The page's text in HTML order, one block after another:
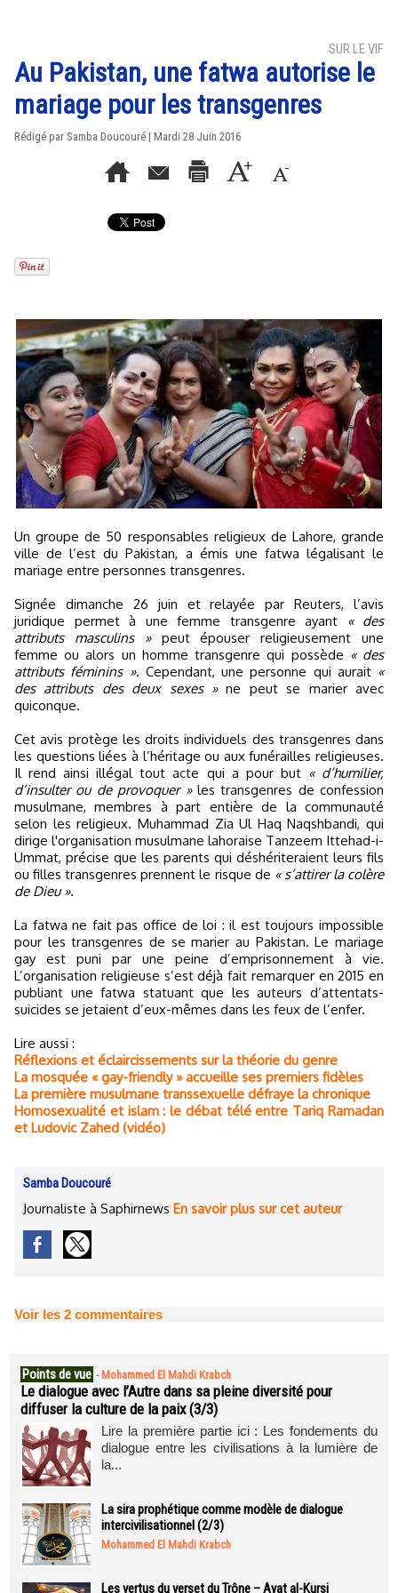
SUR LE VIF
Au Pakistan, une fatwa autorise le
mariage pour les transgenres
Rédigé par Samba Doucouré | Mardi 28 Juin 2016
Un groupe de 50 responsables religieux de Lahore, grande
ville de l’est du Pakistan, a émis une fatwa légalisant le
mariage entre personnes transgenres.
Signée dimanche 26 juin et relayée par Reuters, l’avis
juridique permet à une femme transgenre ayant
« des
attributs masculins »peut épouser religieusement une
femme ou alors un homme transgenre qui possède « des
attributs féminins ». Cependant, une personne qui aurait «
des attributs des deux sexes »ne peut se marier avec
quiconque.
Cet avis protège les droits individuels des transgenres dans
les questions liées à l’héritage ou aux funérailles religieuses.
Il rend ainsi illégal tout acte qui a pour but « d’humilier,
d’insulter ou de provoquer »les transgenres de confession
musulmane, membres à part entière de la communauté
selon les religieux. Muhammad Zia Ul Haq Naqshbandi, qui
dirige l'organisation musulmane lahoraise Tanzeem Ittehad-i-
Ummat, précise que les parents qui déshériteraient leurs fils
ou filles transgenres prennent le risque de « s’attirer la colère
de Dieu ».
La fatwa ne fait pas office de loi : il est toujours impossible
pour les transgenres de se marier au Pakistan. Le mariage
gay est puni par une peine d’emprisonnement à vie.
L’organisation religieuse s’est déjà fait remarquer en 2015 en
publiant une fatwa statuant que les auteurs d’attentats-
suicides se jetaient d’eux-mêmes dans les feux de l’enfer.
Lire aussi :
Réflexions et éclaircissements sur la théorie du genre
La mosquée « gay-friendly » accueille ses premiers fidèles
La première musulmane transsexuelle défraye la chronique
Homosexualité et islam : le débat télé entre Tariq Ramadan
et Ludovic Zahed (vidéo)
Samba Doucouré
Journaliste à Saphirnews En savoir plus sur cet auteur
Voir les 2 commentaires
Points de vue - Mohammed El Mahdi Krabch
Le dialogue avec l’Autre dans sa pleine diversité pour
diffuser la culture de la paix (3/3)
Lire la première partie ici : Les fondements du
dialogue entre les civilisations à la lumière de
la...
La sira prophétique comme modèle de dialogue
intercivilisationnel (2/3)
Mohammed El Mahdi Krabch
Les vertus du verset du Trône – Ayat al-Kursi